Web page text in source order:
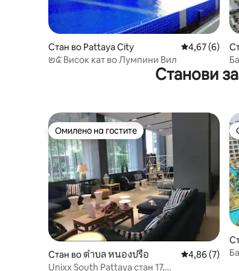
Стан во Pattaya City Просечна
4,67 (6)
๒๕ Висок кат во Лумпини Вил
Станови
Омилено на гостите
Омилено на гостите
Стан во ตำบล หนองปรือ Просечна
4,86 (7)
Unixx South Pattaya стан 17,